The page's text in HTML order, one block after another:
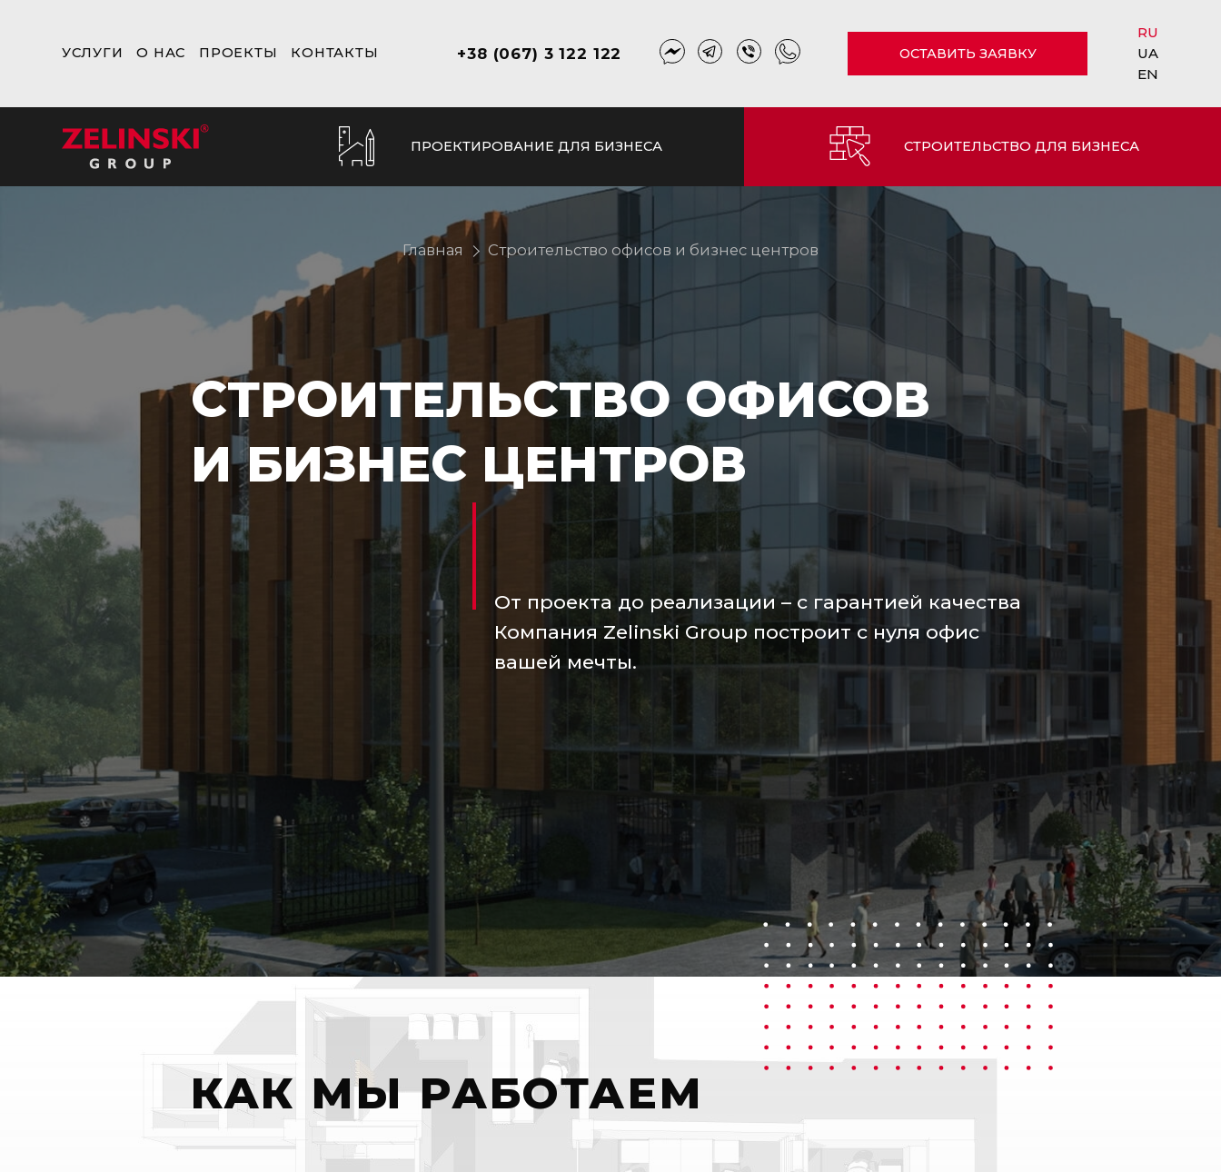
УСЛУГИ О НАС ПРОЕКТЫ КОНТАКТЫ +38 (067) 3 122 122 ОСТАВИТЬ ЗАЯВКУ
RU
UA
EN
ПРОЕКТИРОВАНИЕ ДЛЯ БИЗНЕСА СТРОИТЕЛЬСТВО ДЛЯ БИЗНЕСА
Главная Строительство офисов и бизнес центров
СТРОИТЕЛЬСТВО ОФИСОВ
И БИЗНЕС ЦЕНТРОВ
От проекта до реализации – с гарантией качества
Компания Zelinski Group построит с нуля офис
вашей мечты.
КАК МЫ РАБОТАЕМ